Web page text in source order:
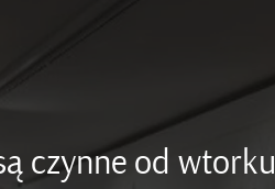
czynne od wtorku